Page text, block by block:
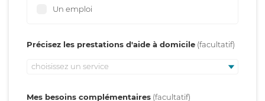
Un emploi
Précisez les prestations d'aide à domicile
choisissez un service
Mes besoins complémentaires